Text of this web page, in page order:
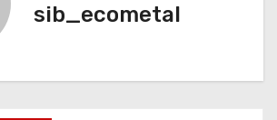
sib_ecometal